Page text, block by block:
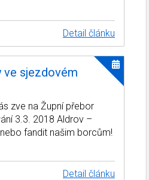
Detail článku
ve sjezdovém
zve na Župní přebor
3.3. 2018 Aldrov –
fandit našim borcům!
Detail článku